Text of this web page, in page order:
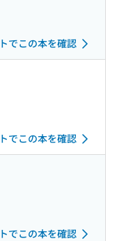
でこの本を確認
でこの本を確認
でこの本を確認